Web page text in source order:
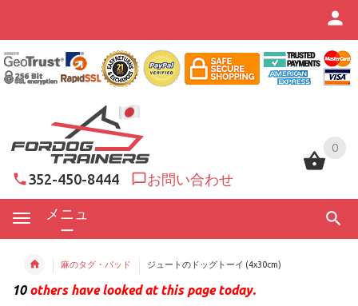
0
352-450-8444 お問い合わせ
メニュ
ー
0
麻のタグ・パッド ジュートのドッグトーイ (4x30cm)
10others have looked at this page today.